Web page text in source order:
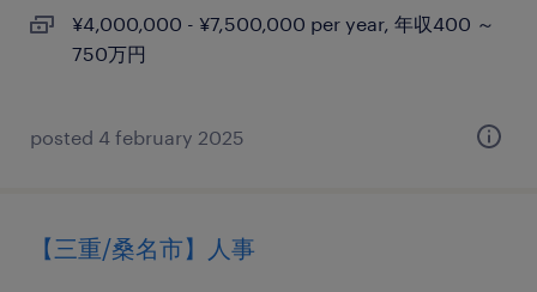
¥4,000,000 - ¥7,500,000 per year, 年収400 ～
750万円
posted 4 february 2025
【三重/桑名市】人事